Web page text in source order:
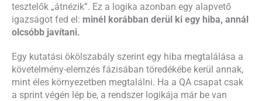
tesztelők „átnézik”. Ez a logika azonban egy alapvető
igazságot fed el: minél korábban derül ki egy hiba, annál
olcsóbb javítani.
Egy kutatási ökölszabály szerint egy hiba megtalálása a
követelmény-elemzés fázisában töredékébe kerül annak,
mint éles környezetben megtalálni. Ha a QA csapat csak
a sprint végén lép be, a rendszer logikája már be van